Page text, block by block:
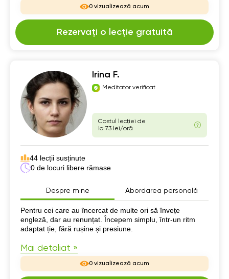
0 vizualizează acum
Rezervați o lecție gratuită
Irina F.
Meditator verificat
Costul lecției de
la 73 lei/oră
44 lecții susținute
0 de locuri libere rămase
Despre mine Abordarea personală
Despre mine
Pentru cei care au încercat de multe ori să învețe
engleză, dar au renunțat. Începem simplu, într-un ritm
adaptat ție, fără rușine și presiune.
Mai detaliat »
0 vizualizează acum